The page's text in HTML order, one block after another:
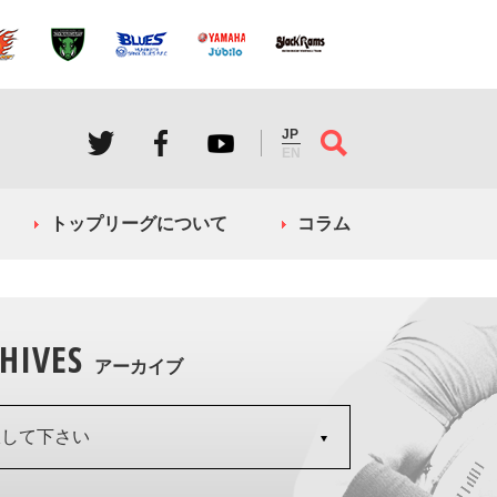
JP
EN
トップリーグについて コラム
アーカイブ
て下さい